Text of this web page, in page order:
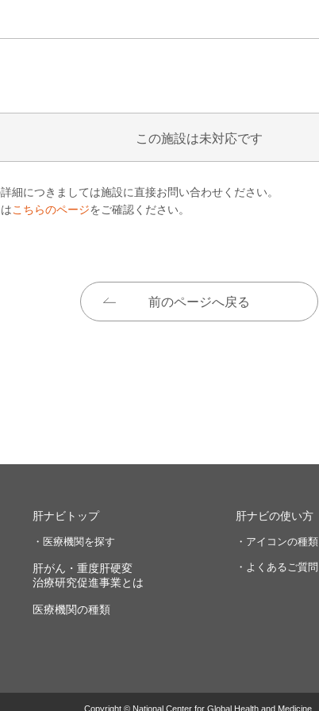
この施設は未対応です
につきましては施設に直接お問い合わせください。
こちらのページをご確認ください。
前のページへ戻る
肝ナビトップ
・医療機関を探す
肝がん・重度肝硬変
治療研究促進事業とは
医療機関の種類
肝ナビの使い方
・アイコンの種類
・よくあるご質問
Copyright © National Center for Global Health and Medicine.